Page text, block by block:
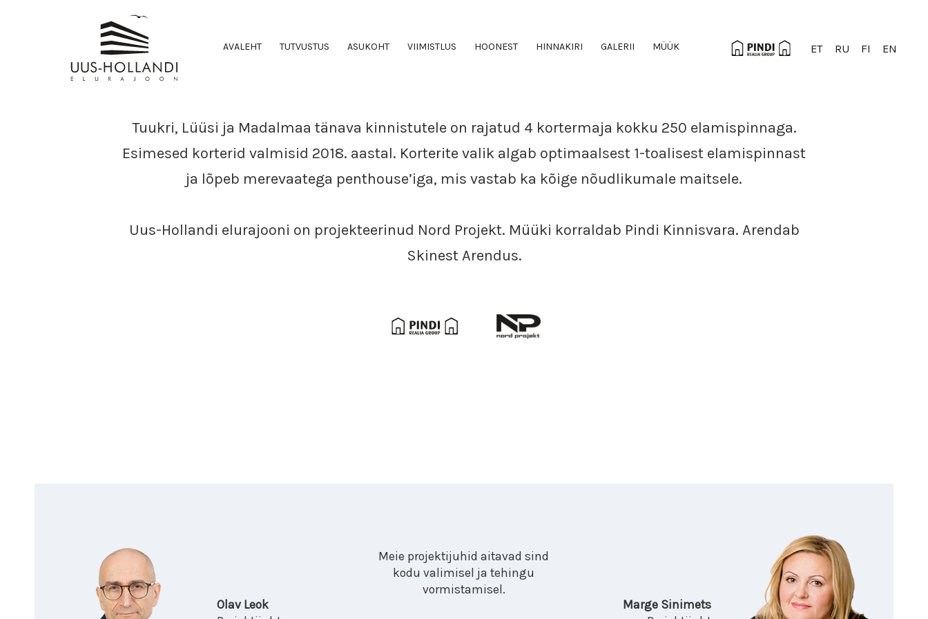
AVALEHT TUTVUSTUS ASUKOHT VIIMISTLUS HOONEST HINNAKIRI GALERII MÜÜK ET RU FI EN
ÜLEVAADE
Tuukri, Lüüsi ja Madalmaa tänava kinnistutele on rajatud 4 kortermaja kokku 250 elamispinnaga.
Esimesed korterid valmisid 2018. aastal. Korterite valik algab optimaalsest 1-toalisest elamispinnast
ja lõpeb merevaatega penthouse’iga, mis vastab ka kõige nõudlikumale maitsele.
Uus-Hollandi elurajooni on projekteerinud Nord Projekt. Müüki korraldab Pindi Kinnisvara. Arendab
Skinest Arendus.
Meie projektijuhid aitavad sind
kodu valimisel ja tehingu
vormistamisel.
Olav Leok
Marge Sinimets